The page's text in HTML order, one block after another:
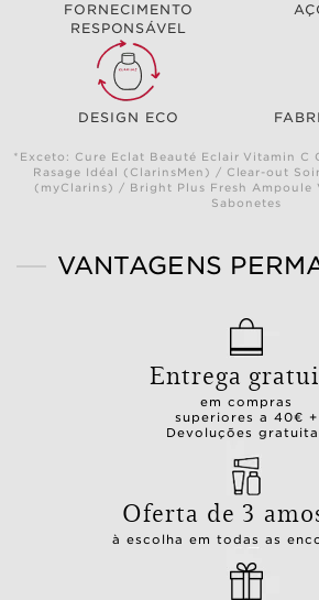
FORNECIMENTO
RESPONSÁVEL
DESIGN ECO
*Exceto: Cure Eclat Beauté Eclair Vitamin C
Rasage Idéal (ClarinsMen) / Clear-out
(myClarins) / Bright Plus Fresh Ampoule
Sabonetes
VANTAGENS
Entrega
em compras
superiores a 40€ +
Devoluções
Oferta de 3
à escolha em todas as